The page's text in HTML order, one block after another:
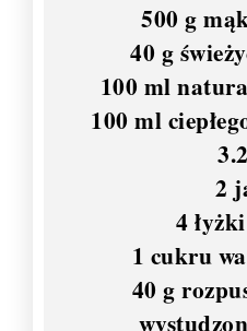
500 g
40 g
100 ml
100 ml
2
4
1 cukru
40 g